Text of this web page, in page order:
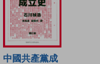
中國共產黨成